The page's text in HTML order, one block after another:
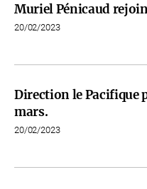
Muriel Pénicaud
20/02/2023
Direction le Pacifique
mars.
20/02/2023